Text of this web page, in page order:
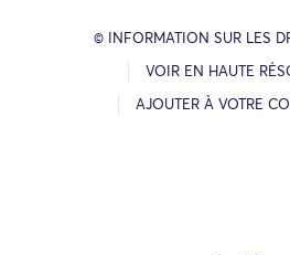
© INFORMATION SUR LES
VOIR EN HAUTE
AJOUTER À VOTRE